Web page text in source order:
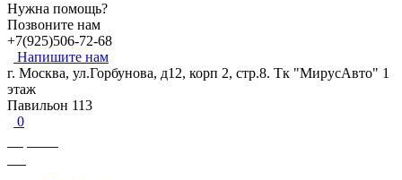
Нужна помощь?
Позвоните нам
+7(925)506-72-68
Напишите нам
г. Москва, ул.Горбунова, д12, корп 2, стр.8. Тк "МирусАвто" 1
этаж
Павильон 113
0